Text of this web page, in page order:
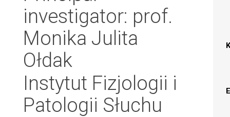
investigator: prof.
Monika Julita
Ołdak
Instytut Fizjologii i
Patologii Słuchu